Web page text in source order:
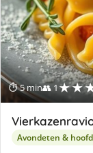
⏱ 5 min👥 1
Avondeten &